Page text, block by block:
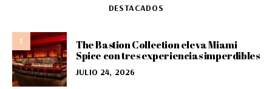
DESTACADOS
1
The Bastion Collection eleva Miami
Spice con tres experiencias imperdibles
JULIO 24, 2026